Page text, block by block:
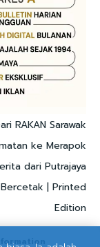
RAKAN Sarawak
ke Merapok
dari Putrajaya
| Printed
Edition